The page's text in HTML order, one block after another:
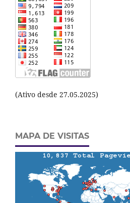
(Ativo desde 27.05.2025)
MAPA DE VISITAS